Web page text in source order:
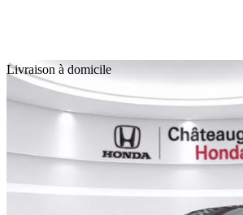
Livraison à domicile